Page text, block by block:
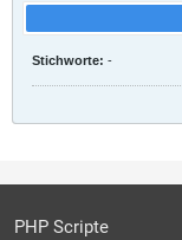
Stichworte: -
PHP Scripte